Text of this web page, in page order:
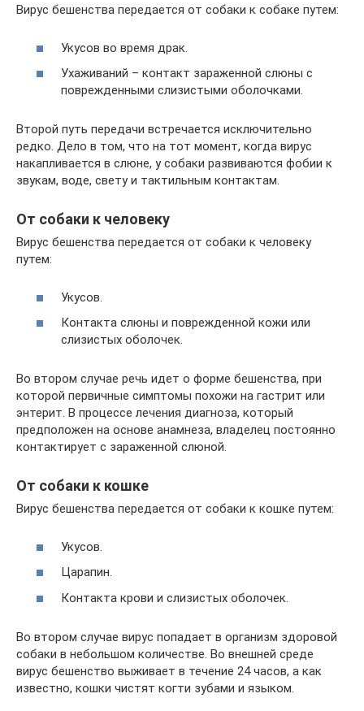
Вирус бешенства передается от собаки к собаке путем:
Укусов во время драк.
Ухаживаний – контакт зараженной слюны с
поврежденными слизистыми оболочками.
Второй путь передачи встречается исключительно
редко. Дело в том, что на тот момент, когда вирус
накапливается в слюне, у собаки развиваются фобии к
звукам, воде, свету и тактильным контактам.
От собаки к человеку
Вирус бешенства передается от собаки к человеку
путем:
Укусов.
Контакта слюны и поврежденной кожи или
слизистых оболочек.
Во втором случае речь идет о форме бешенства, при
которой первичные симптомы похожи на гастрит или
энтерит. В процессе лечения диагноза, который
предположен на основе анамнеза, владелец постоянно
контактирует с зараженной слюной.
От собаки к кошке
Вирус бешенства передается от собаки к кошке путем:
Укусов.
Царапин.
Контакта крови и слизистых оболочек.
Во втором случае вирус попадает в организм здоровой
собаки в небольшом количестве. Во внешней среде
вирус бешенство выживает в течение 24 часов, а как
известно, кошки чистят когти зубами и языком.